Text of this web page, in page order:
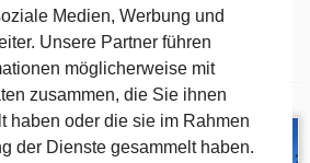
Kirche
Medien, Werbung und
Unsere Partner führen
möglicherweise mit
zusammen, die Sie ihnen
haben oder die sie im Rahmen
der Dienste gesammelt haben.